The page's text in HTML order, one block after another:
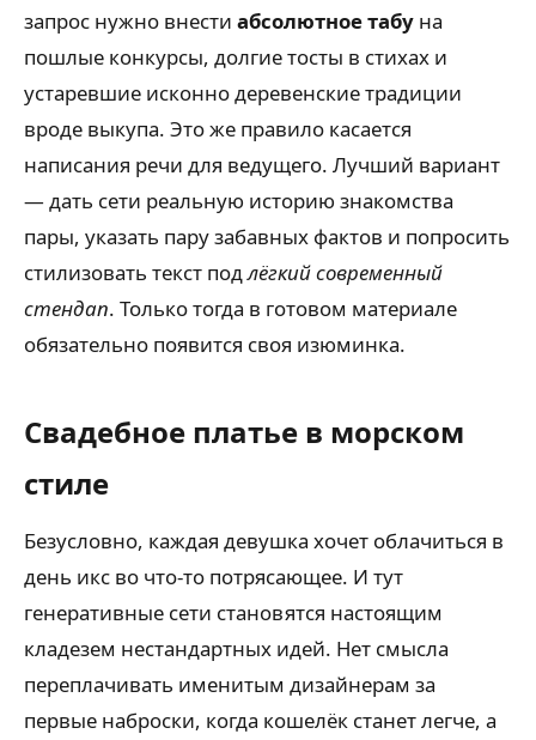
запрос нужно внести абсолютное табу на
пошлые конкурсы, долгие тосты в стихах и
устаревшие исконно деревенские традиции
вроде выкупа. Это же правило касается
написания речи для ведущего. Лучший вариант
— дать сети реальную историю знакомства
пары, указать пару забавных фактов и попросить
стилизовать текст подлёгкий современный
стендап. Только тогда в готовом материале
обязательно появится своя изюминка.
Свадебное платье в морском
стиле
Безусловно, каждая девушка хочет облачиться в
день икс во что-то потрясающее. И тут
генеративные сети становятся настоящим
кладезем нестандартных идей. Нет смысла
переплачивать именитым дизайнерам за
первые наброски, когда кошелёк станет легче, а